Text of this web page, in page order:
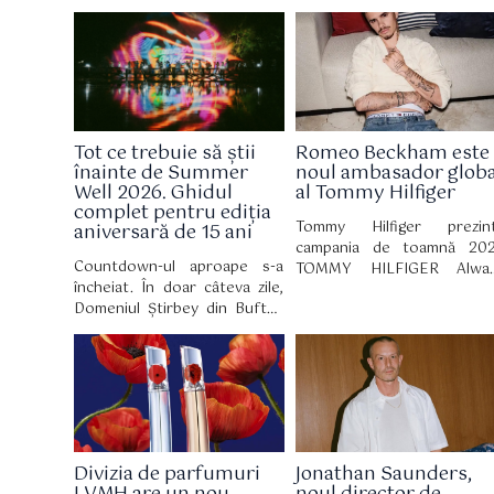
inclusiv LVMH, deoarece
cumpărătorii bogați au
cheltuit o grămadă de bani pe
noile creații de modă ale
designerului Matthieu Blazy.
segmentul premium, odată
lansarea modelului Da
limuzină electrică de
dimensiuni care țintește
direct rivali consacrați
Mercedes S-Class,
EQS și BMW Seria 7.
Tot ce trebuie să știi
înainte de Summer
Well 2026. Ghidul
complet pentru ediția
aniversară de 15 ani
Countdown-ul aproape s-a
încheiat. În doar câteva zile,
Domeniul Știrbey din Buftea
devine din nou locul în care
zeci de mii de oameni vin
pentru trei zile de muzică,
artă, nopți lungi și experiențe
care definesc vara. La 15 ani
de la prima ediție, Summer
Well revine cu un line-up
eclectic și un univers
Romeo Beckham este
noul ambasador
al Tommy Hilfiger
Tommy Hilfiger
campania de toamnă
TOMMY HILFIGER
filmată în cadrul hotelului
Mark, unde stilul newyorkez și
influența culturală se
întâlnesc.
Divizia de parfumuri Jonathan Saunders,